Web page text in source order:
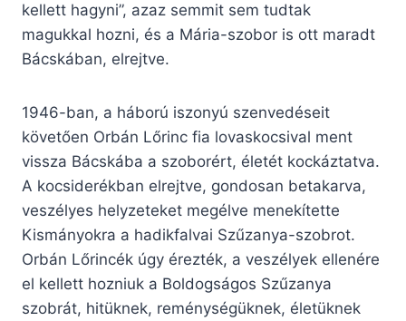
kellett hagyni”, azaz semmit sem tudtak
magukkal hozni, és a Mária-szobor is ott maradt
Bácskában, elrejtve.
1946-ban, a háború iszonyú szenvedéseit
követően Orbán Lőrinc fia lovaskocsival ment
vissza Bácskába a szoborért, életét kockáztatva.
A kocsiderékban elrejtve, gondosan betakarva,
veszélyes helyzeteket megélve menekítette
Kismányokra a hadikfalvai Szűzanya-szobrot.
Orbán Lőrincék úgy érezték, a veszélyek ellenére
el kellett hozniuk a Boldogságos Szűzanya
szobrát, hitüknek, reménységüknek, életüknek